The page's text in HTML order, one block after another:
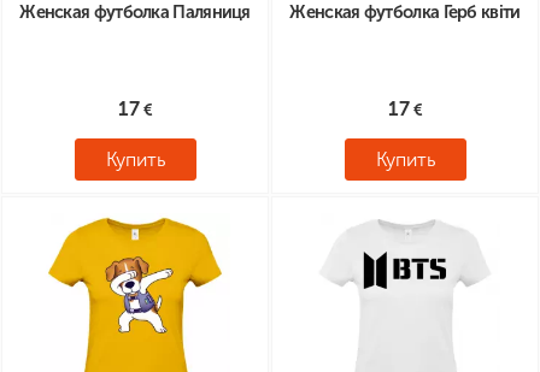
Женская футболка Паляниця
17
Купить
Женская футболка Герб квіти
17
Купить